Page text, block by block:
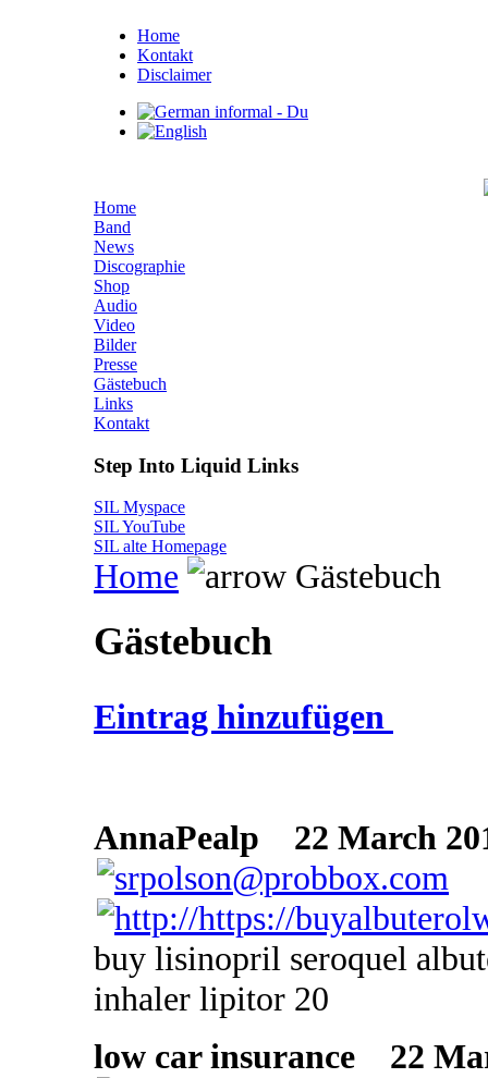
Home
Kontakt
Disclaimer
Home
Band
News
Discographie
Shop
Audio
Video
Bilder
Presse
Gästebuch
Links
Kontakt
Step Into Liquid Links
SIL Myspace
SIL YouTube
SIL alte Homepage
Home Gästebuch
Gästebuch
Eintrag hinzufügen
AnnaPealp 22 March
buy lisinopril seroquel
inhaler lipitor 20
low car insurance
22